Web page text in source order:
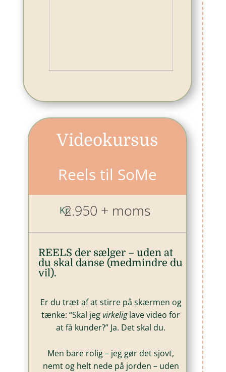
Videokursus
Reels til SoMe
Kr.
2.950 + moms
REELS der sælger – uden at
du skal danse (medmindre du
vil).
Er du træt af at stirre på skærmen og
tænke: “Skal jegvirkeliglave video for
at få kunder?” Ja. Det skal du.
Men bare rolig – jeg gør det sjovt,
nemt og helt nede på jorden – uden